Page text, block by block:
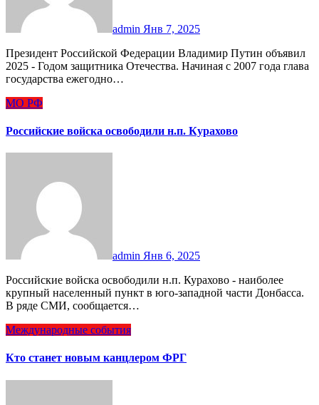
admin Янв 7, 2025
Президент Российской Федерации Владимир Путин объявил
2025 - Годом защитника Отечества. Начиная с 2007 года глава
государства ежегодно…
МО РФ
Российские войска освободили н.п. Курахово
admin Янв 6, 2025
Российские войска освободили н.п. Курахово - наиболее
крупный населенный пункт в юго-западной части Донбасса.
В ряде СМИ, сообщается…
Международные события
Кто станет новым канцлером ФРГ